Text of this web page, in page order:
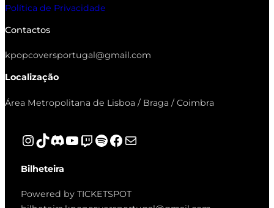
Política de Privacidade
Contactos
kpopcoversportugal@gmail.com
Localização
Área Metropolitana de Lisboa / Braga / Coimbra
Instagram
TikTok
Discord
YouTube
Twitch
Spotify
Facebook
Mail
Bilheteira
Powered by TICKETSPOT